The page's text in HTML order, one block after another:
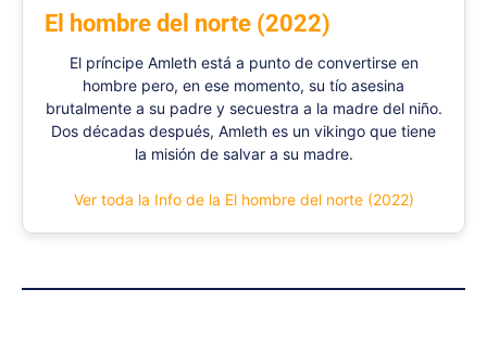
El hombre del norte (2022)
El príncipe Amleth está a punto de convertirse en
hombre pero, en ese momento, su tío asesina
brutalmente a su padre y secuestra a la madre del niño.
Dos décadas después, Amleth es un vikingo que tiene
la misión de salvar a su madre.
Ver toda la Info de la El hombre del norte (2022)